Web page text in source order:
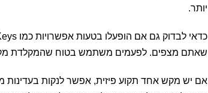
יותר.
שאתם מצפים. לפעמים משתמש בטוח שהמקלדת
אם יש מקש אחד תקוע פיזית, אפשר לנקות בעדינות